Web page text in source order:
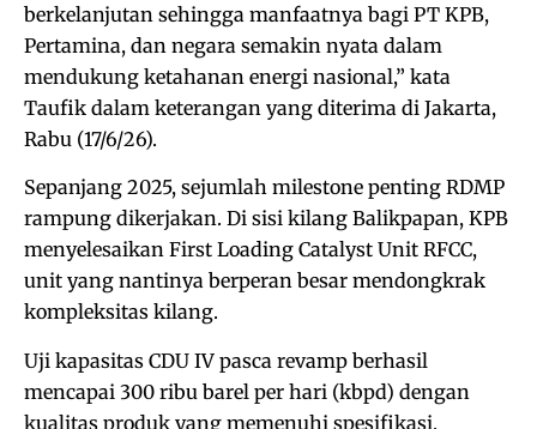
berkelanjutan sehingga manfaatnya bagi PT KPB,
Pertamina, dan negara semakin nyata dalam
mendukung ketahanan energi nasional,” kata
Taufik dalam keterangan yang diterima di Jakarta,
Rabu (17/6/26).
Sepanjang 2025, sejumlah milestone penting RDMP
rampung dikerjakan. Di sisi kilang Balikpapan, KPB
menyelesaikan First Loading Catalyst Unit RFCC,
unit yang nantinya berperan besar mendongkrak
kompleksitas kilang.
Uji kapasitas CDU IV pasca revamp berhasil
mencapai 300 ribu barel per hari (kbpd) dengan
kualitas produk yang memenuhi spesifikasi.